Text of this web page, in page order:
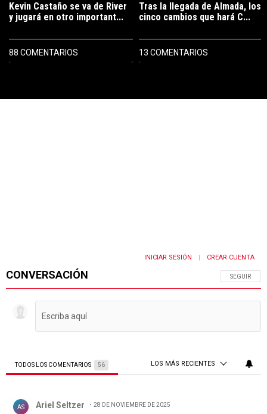
Kevin Castaño se va de River
y jugará en otro important...
88 COMENTARIOS
Tras la llegada de Almada, los
cinco cambios que hará C...
13 COMENTARIOS
CONVERSACIÓN SIGA ESTA
SEGUIR
INICIAR SESIÓN CREAR CUENTA
TODOS LOS COMENTARIOS 56 LOS MÁS RECIENTES
AS Ariel Seltzer 28 DE NOVIEMBRE DE 2025